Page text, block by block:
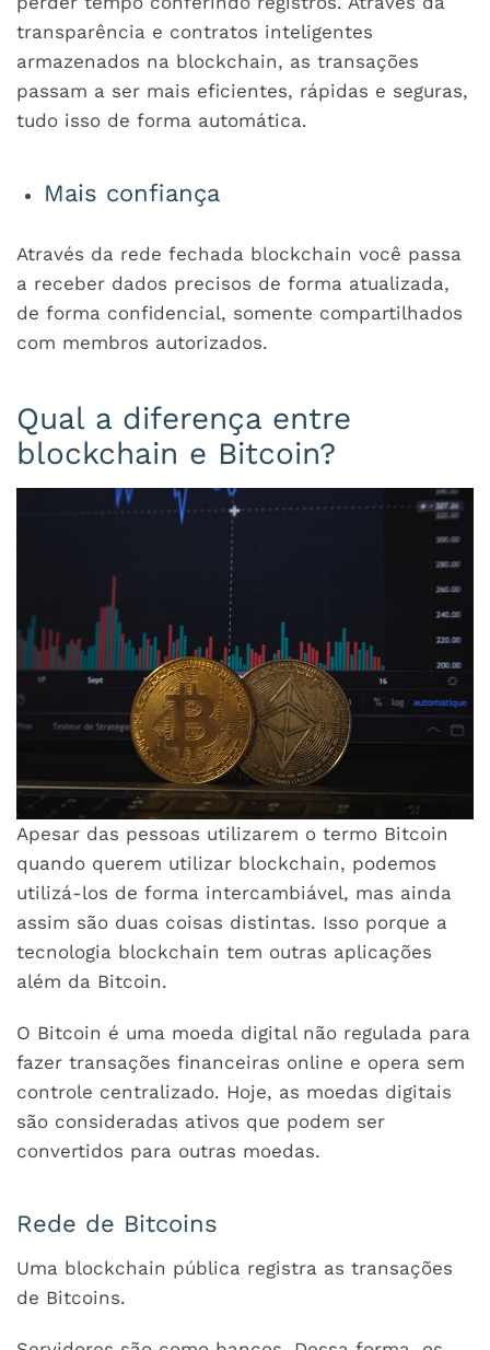
transparência e contratos inteligentes
armazenados na blockchain, as transações
passam a ser mais eficientes, rápidas e seguras,
tudo isso de forma automática.
Mais confiança
Através da rede fechada blockchain você passa
a receber dados precisos de forma atualizada,
de forma confidencial, somente compartilhados
com membros autorizados.
Qual a diferença entre
blockchain e Bitcoin?
Apesar das pessoas utilizarem o termo Bitcoin
quando querem utilizar blockchain, podemos
utilizá-los de forma intercambiável, mas ainda
assim são duas coisas distintas. Isso porque a
tecnologia blockchain tem outras aplicações
além da Bitcoin.
O Bitcoin é uma moeda digital não regulada para
fazer transações financeiras online e opera sem
controle centralizado. Hoje, as moedas digitais
são consideradas ativos que podem ser
convertidos para outras moedas.
Rede de Bitcoins
Uma blockchain pública registra as transações
de Bitcoins.